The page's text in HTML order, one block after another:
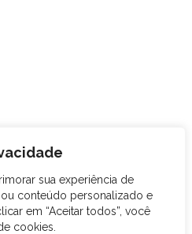
sua experiência de
conteúdo personalizado e
em “Aceitar todos”, você
cookies.